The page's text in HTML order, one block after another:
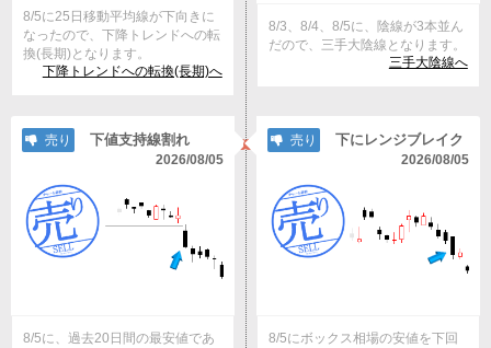
8/5に25日移動平均線が下向きに
なったので、下降トレンドへの転
換(長期)となります。
下降トレンドへの転換(長期)へ
8/3、8/4、8/5に、陰線が3本並ん
だので、三手大陰線となります。
三手大陰線へ
売り 下値支持線割れ
2026/08/05
8/5に、過去20日間の最安値であ
売り 下にレンジブレイク
2026/08/05
8/5にボックス相場の安値を下回